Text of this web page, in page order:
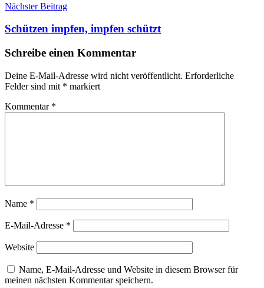
Nächster Beitrag
Schützen impfen, impfen schützt
Schreibe einen Kommentar
Deine E-Mail-Adresse wird nicht veröffentlicht. Erforderliche
Felder sind mit * markiert
Kommentar *
Name *
E-Mail-Adresse *
Website
Name, E-Mail-Adresse und Website in diesem Browser für
meinen nächsten Kommentar speichern.